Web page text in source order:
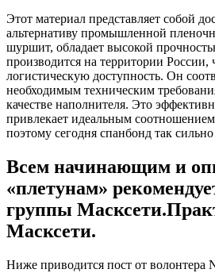
Этот материал представляет собой
альтернативу промышленной
шуршит, обладает высокой
производится на территории России,
логистическую доступность. Он
необходимым техническим
качестве наполнителя. Это
привлекает идеальным
поэтому сегодня спанбонд так
Всем начинающим и
«плетунам»
группы
Масксети.
Ниже приводится пост от волонтера